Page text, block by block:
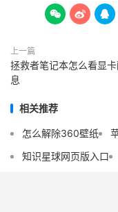
  
上一篇
拯救者笔记本怎么看显
息
相关推荐
怎么解除360壁纸
知识星球网页版入口